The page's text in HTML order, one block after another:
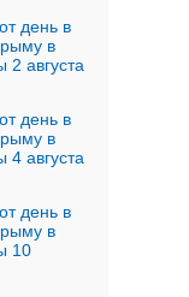
день в
в
августа
день в
в
августа
день в
в
10